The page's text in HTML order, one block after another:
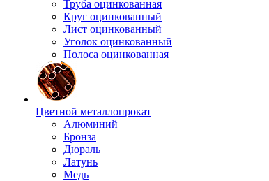
Труба оцинкованная
Круг оцинкованный
Лист оцинкованный
Уголок оцинкованный
Полоса оцинкованная
Цветной металлопрокат
Алюминий
Бронза
Дюраль
Латунь
Медь